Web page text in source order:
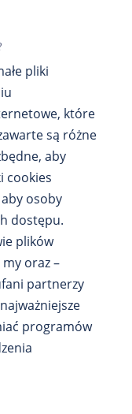
pliki
które
są różne
aby
cookies
osoby
dostępu.
plików
oraz –
partnerzy
programów